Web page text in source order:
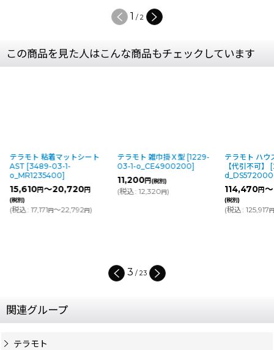
1 / 2
この商品を見た人はこんな商品もチェックしています
テラモト 粘着マットシート
AST [3489-03-1-
o_MR1235400]
15,610円～20,720円
(税別)
(税込: 17,171円～22,792円)
テラモト 雑巾掛Ｘ型 [1229-
03-1-o_CE4900200]
11,200円(税別)
(税込: 12,320円)
テラモト ハウ
【代引不可】
[
114,470円
(税別)
(税込: 125,917円
3 / 23
関連グループ
テラモト